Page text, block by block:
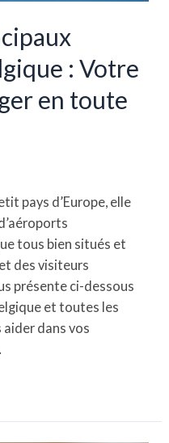
: Votre
en toute
pays d’Europe, elle
tous bien situés et
des visiteurs
présente ci-dessous
et toutes les
dans vos